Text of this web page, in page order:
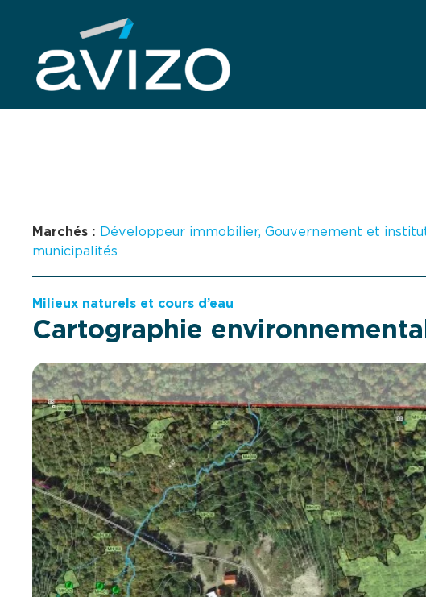
Marchés : Développeur immobilier, Gouvernement et
municipalités
Milieux naturels et cours d’eau
Cartographie